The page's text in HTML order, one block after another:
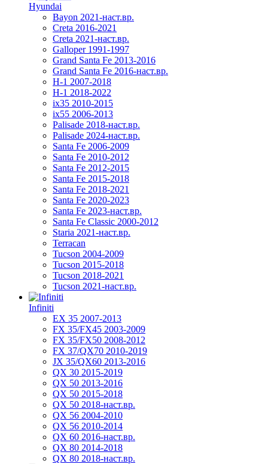
Hyundai
Bayon 2021-наст.вр.
Creta 2016-2021
Creta 2021-наст.вр.
Galloper 1991-1997
Grand Santa Fe 2013-2016
Grand Santa Fe 2016-наст.вр.
H-1 2007-2018
H-1 2018-2022
ix35 2010-2015
ix55 2006-2013
Palisade 2018-наст.вр.
Palisade 2024-наст.вр.
Santa Fe 2006-2009
Santa Fe 2010-2012
Santa Fe 2012-2015
Santa Fe 2015-2018
Santa Fe 2018-2021
Santa Fe 2020-2023
Santa Fe 2023-наст.вр.
Santa Fe Classic 2000-2012
Staria 2021-наст.вр.
Terracan
Tucson 2004-2009
Tucson 2015-2018
Tucson 2018-2021
Tucson 2021-наст.вр.
Infiniti
EX 35 2007-2013
FX 35/FX45 2003-2009
FX 35/FX50 2008-2012
FX 37/QX70 2010-2019
JX 35/QX60 2013-2016
QX 30 2015-2019
QX 50 2013-2016
QX 50 2015-2018
QX 50 2018-наст.вр.
QX 56 2004-2010
QX 56 2010-2014
QX 60 2016-наст.вр.
QX 80 2014-2018
QX 80 2018-наст.вр.